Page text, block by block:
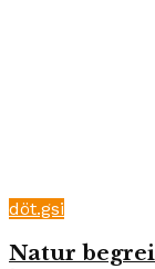
döt.gsi
Natur